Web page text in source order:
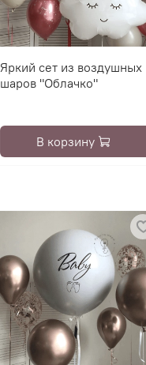
Яркий сет из воздушных
шаров "Облачко"
В корзину